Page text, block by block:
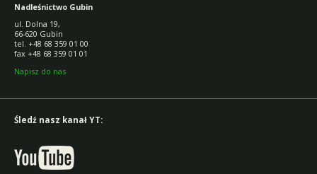
Nadleśnictwo Gubin
ul. Dolna 19,
66-620 Gubin
tel. +48 68 359 01 00
fax +48 68 359 01 01
Napisz do nas
Śledź nasz kanał YT: